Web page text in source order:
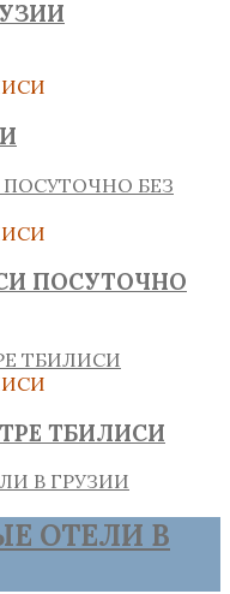
ПОСУТОЧНО
ТБИЛИСИ
ОТЕЛИ В